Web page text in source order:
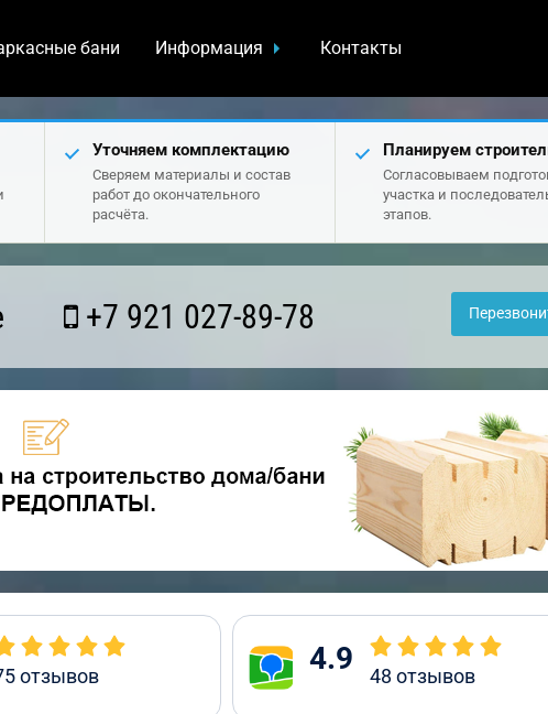
бани Информация Контакты
Уточняем комплектацию
Сверяем материалы и состав
работ до окончательного
расчёта.
Планируем
Согласовываем
участка и
этапов.
+7 921 027-89-78
отзывов 4.9 48 отзывов